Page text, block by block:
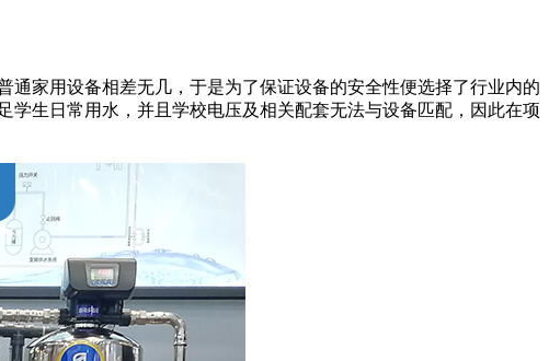
通家用设备相差无几，于是为了保证设备的安全性便选择了行业内的
生日常用水，并且学校电压及相关配套无法与设备匹配，因此在项